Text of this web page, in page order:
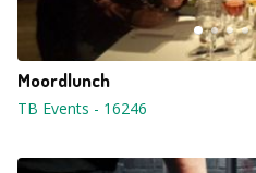
Moordlunch
TB Events - 16246